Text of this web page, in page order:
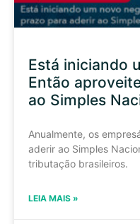
Está iniciando
Então
ao Simples
Anualmente, os
aderir ao Simples
tributação brasileiros.
LEIA MAIS »